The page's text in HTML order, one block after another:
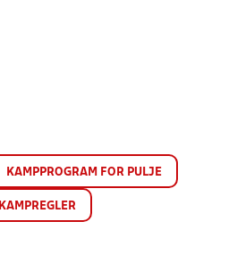
KAMPPROGRAM FOR PULJE
KAMPREGLER